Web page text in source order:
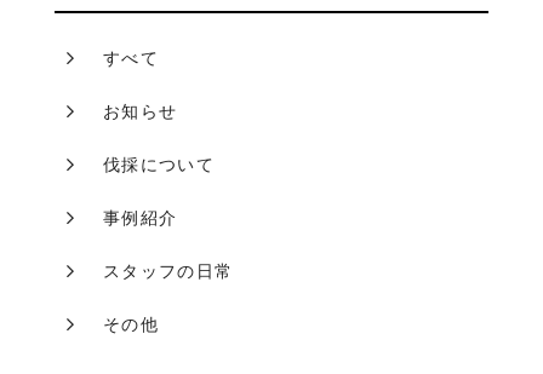
すべて
お知らせ
伐採について
事例紹介
スタッフの日常
その他